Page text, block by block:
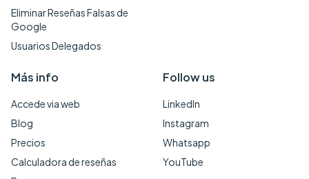
Eliminar Reseñas Falsas de
Google
Usuarios Delegados
Más info
Accede via web
Blog
Precios
Calculadora de reseñas
Follow us
LinkedIn
Instagram
Whatsapp
YouTube